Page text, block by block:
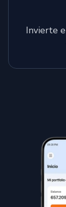
Invierte